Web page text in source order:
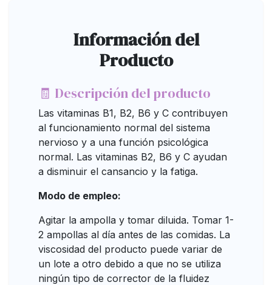
Información del
Producto
🧾 Descripción del producto
Las vitaminas B1, B2, B6 y C contribuyen
al funcionamiento normal del sistema
nervioso y a una función psicológica
normal. Las vitaminas B2, B6 y C ayudan
a disminuir el cansancio y la fatiga.
Modo de empleo:
Agitar la ampolla y tomar diluida. Tomar 1-
2 ampollas al día antes de las comidas. La
viscosidad del producto puede variar de
un lote a otro debido a que no se utiliza
ningún tipo de corrector de la fluidez